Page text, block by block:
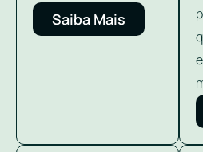
Saiba Mais